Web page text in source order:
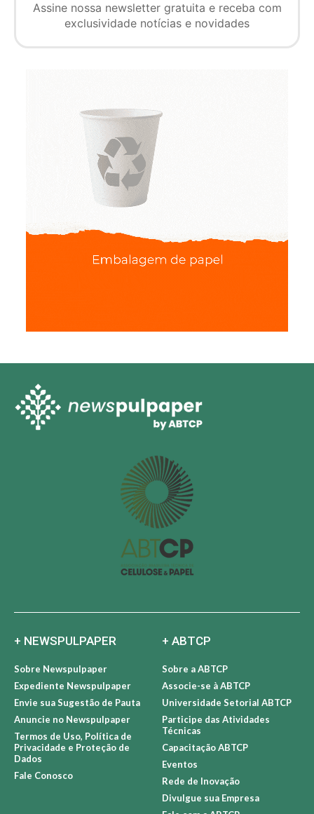
Assine nossa newsletter gratuita e receba com
exclusividade notícias e novidades
+ NEWSPULPAPER
Sobre Newspulpaper
Expediente Newspulpaper
Envie sua Sugestão de Pauta
Anuncie no Newspulpaper
Termos de Uso, Política de
Privacidade e Proteção de
Dados
Fale Conosco
+ ABTCP
Sobre a ABTCP
Associe-se à ABTCP
Universidade Setorial ABTCP
Participe das Atividades
Técnicas
Capacitação ABTCP
Eventos
Rede de Inovação
Divulgue sua Empresa